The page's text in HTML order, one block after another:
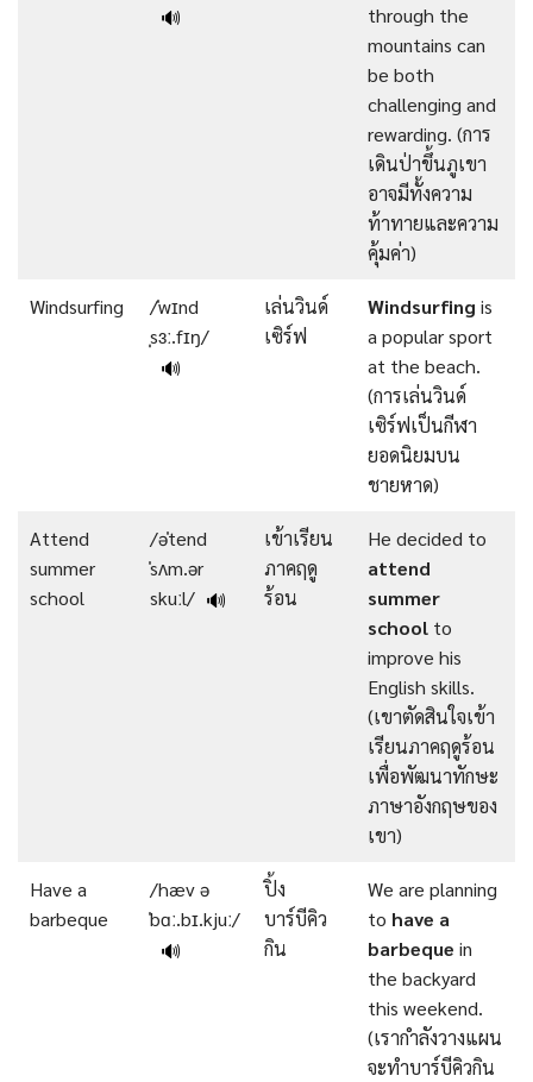
🔊
through the
mountains can
be both
challenging and
rewarding. (การ
เดินป่าขึ้นภูเขา
อาจมีทั้งความ
ท้าทายและความ
คุ้มค่า)
Windsurfing
/ˈwɪnd
ˌsɜː.fɪŋ/
🔊
เล่นวินด์
เซิร์ฟ
Windsurfing is
a popular sport
at the beach.
(การเล่นวินด์
เซิร์ฟเป็นกีฬา
ยอดนิยมบน
ชายหาด)
Attend
summer
school
/əˈtend
ˈsʌm.ər
skuːl/ 🔊
เข้าเรียน
ภาคฤดู
ร้อน
He decided to
attend
summer
school to
improve his
English skills.
(เขาตัดสินใจเข้า
เรียนภาคฤดูร้อน
เพื่อพัฒนาทักษะ
ภาษาอังกฤษของ
เขา)
Have a
barbeque
/hæv ə
ˈbɑː.bɪ.kjuː/
🔊
ปิ้ง
บาร์บีคิว
กิน
We are planning
to have a
barbeque in
the backyard
this weekend.
(เรากำลังวางแผน
จะทําบาร์บีคิวกิน